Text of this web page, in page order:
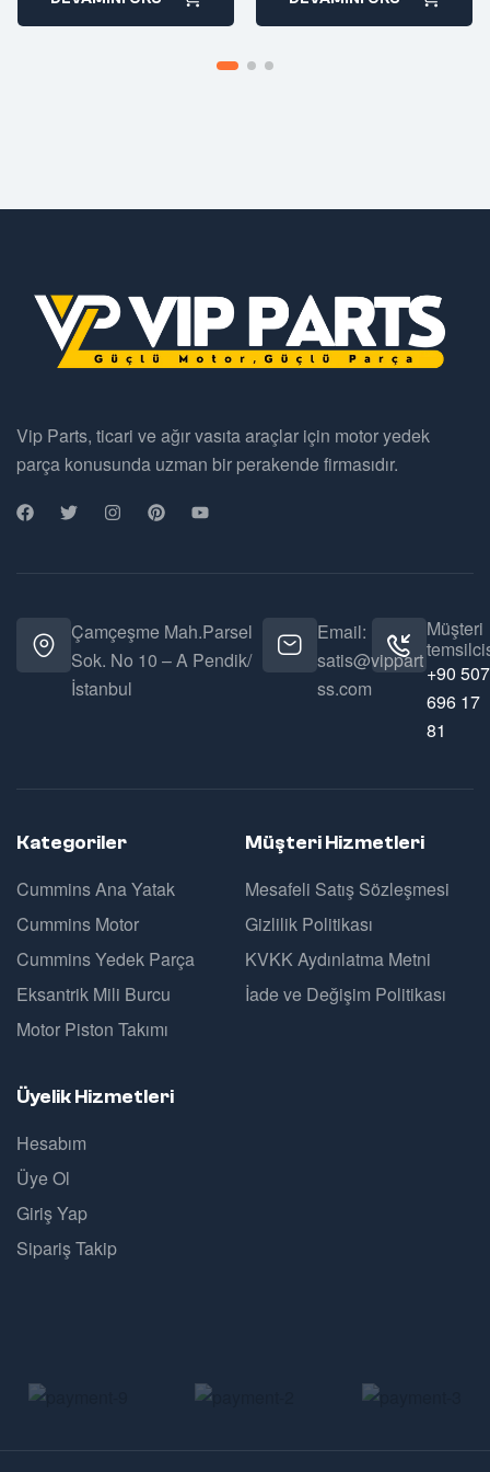
Vip Parts, ticari ve ağır vasıta araçlar için motor yedek
parça konusunda uzman bir perakende firmasıdır.
Çamçeşme Mah.Parsel
Sok. No 10 – A Pendik/
İstanbul
Email:
satis@vippart
ss.com
Müşteri
+90 507
696 17
81
Kategoriler
Cummins Ana Yatak
Cummins Motor
Cummins Yedek Parça
Eksantrik Mili Burcu
Motor Piston Takımı
Müşteri Hizmetleri
Mesafeli Satış Sözleşmesi
Gizlilik Politikası
KVKK Aydınlatma Metni
İade ve Değişim Politikası
Üyelik Hizmetleri
Hesabım
Üye Ol
Giriş Yap
Sipariş Takip